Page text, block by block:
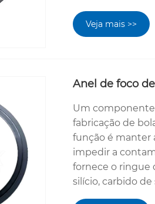
Veja mais >>
Anel de foco
Um
fabricação de
função é manter
impedir a
fornece o ringue
silício, carbido de